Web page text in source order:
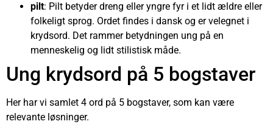
pilt: Pilt betyder dreng eller yngre fyr i et lidt ældre eller
folkeligt sprog. Ordet findes i dansk og er velegnet i
krydsord. Det rammer betydningen ung på en
menneskelig og lidt stilistisk måde.
Ung krydsord på 5 bogstaver
Her har vi samlet 4 ord på 5 bogstaver, som kan være
relevante løsninger.